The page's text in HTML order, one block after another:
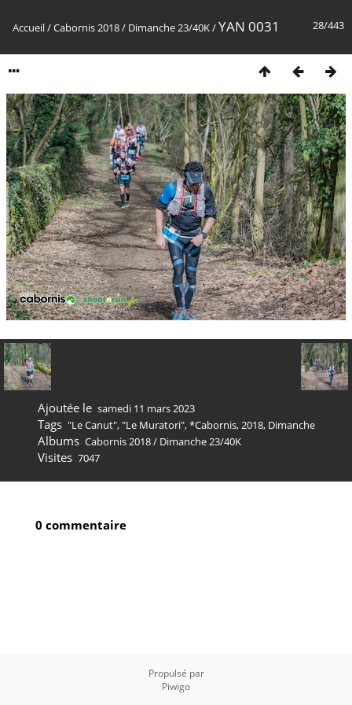
28/443
Accueil/Cabornis 2018/ Dimanche 23/40K/YAN 0031
Ajoutée le samedi 11 mars 2023
Tags "Le Canut", "Le Muratori",*Cabornis,2018, Dimanche
Albums Cabornis 2018/ Dimanche 23/40K
Visites 7047
0 commentaire
Propulsé par
Piwigo